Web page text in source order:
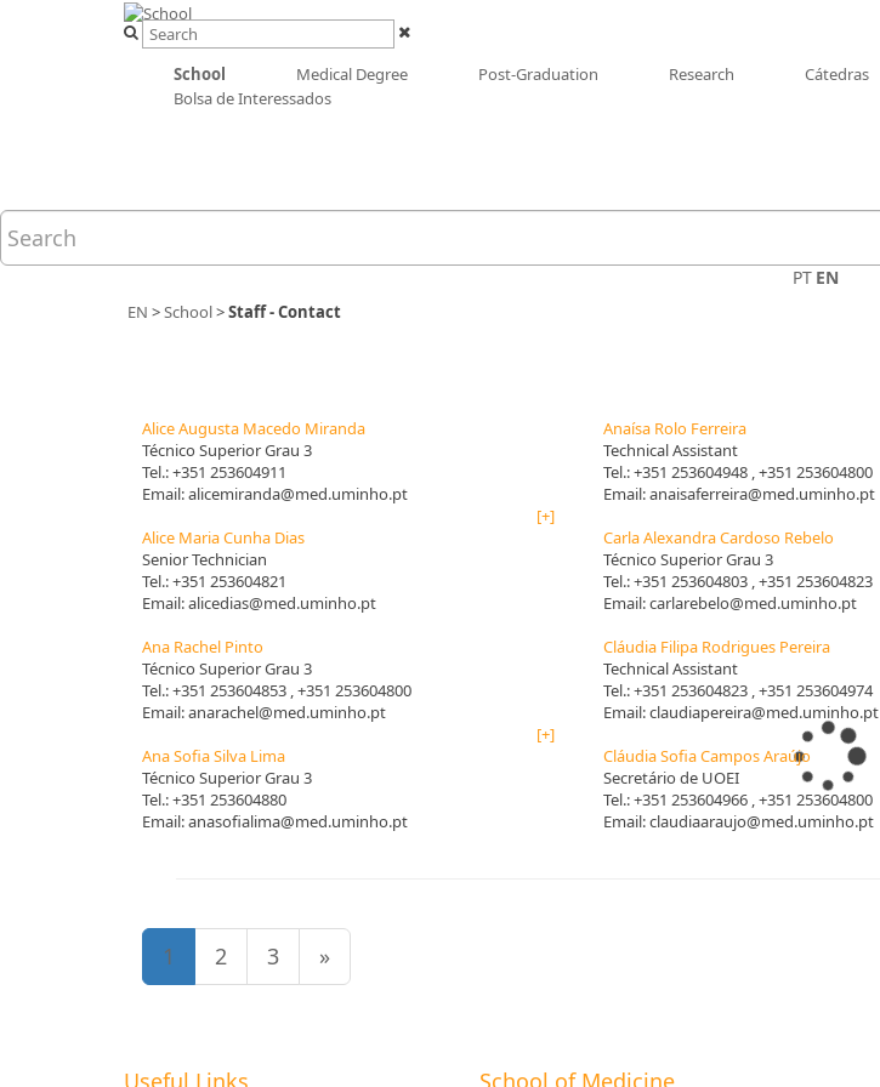
School Medical Degree Post-Graduation Research Cátedras
Bolsa de Interessados
PT EN
EN >School>Staff - Contact
Alice Augusta Macedo Miranda
Técnico Superior Grau 3
Tel.:+351 253604911
Email:alicemiranda@med.uminho.pt
[+]
Alice Maria Cunha Dias
Senior Technician
Tel.:+351 253604821
Email:alicedias@med.uminho.pt
Ana Rachel Pinto
Técnico Superior Grau 3
Tel.:+351 253604853 , +351 253604800
Email:anarachel@med.uminho.pt
[+]
Ana Sofia Silva Lima
Técnico Superior Grau 3
Tel.:+351 253604880
Email:anasofialima@med.uminho.pt
Anaísa Rolo Ferreira
Technical Assistant
Tel.:+351 253604948 , +351 253604800
Email:anaisaferreira@med.uminho.pt
Carla Alexandra Cardoso Rebelo
Técnico Superior Grau 3
Tel.:+351 253604803 , +351 253604823
Email:carlarebelo@med.uminho.pt
Cláudia Filipa Rodrigues Pereira
Technical Assistant
Tel.:+351 253604823 , +351 253604974
Email:claudiapereira@med.uminho.pt
Cláudia Sofia Campos Araújo
Secretário de UOEI
Tel.:+351 253604966 , +351 253604800
Email:claudiaaraujo@med.uminho.pt
1 2 3 »
Useful Links School of Medicine